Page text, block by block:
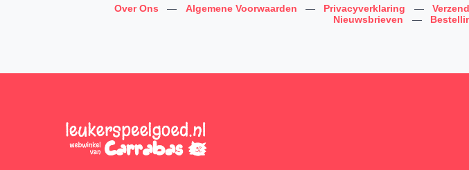
Over Ons — Algemene Voorwaarden — Privacyverklaring —
Nieuwsbrieven
—